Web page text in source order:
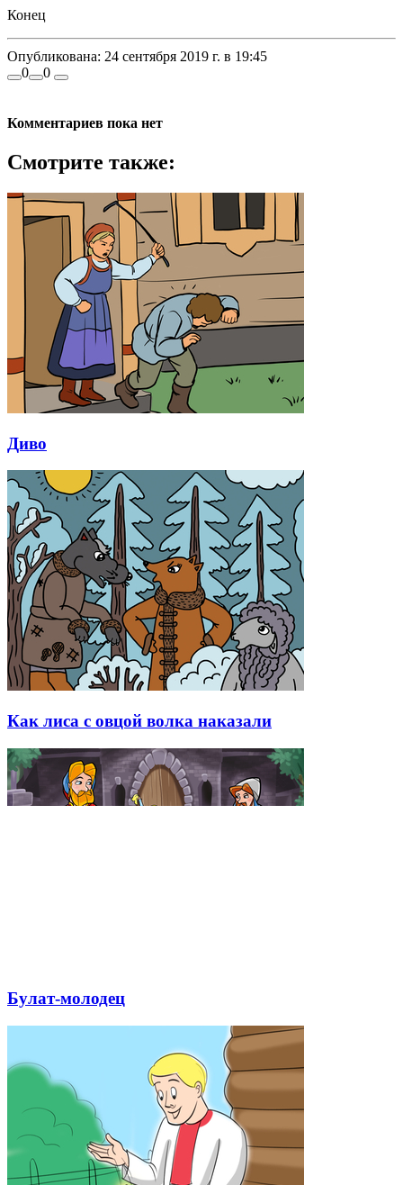
Конец
Опубликована: 24 сентября 2019 г. в 19:45
0
0
Комментариев пока нет
Смотрите также:
Диво
Как лиса с овцой волка наказали
Булат-молодец